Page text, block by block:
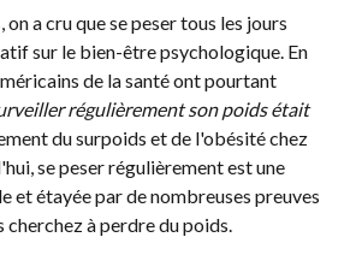
a cru que se peser tous les jours
sur le bien-être psychologique. En
de la santé ont pourtant
régulièrement son poids était
du surpoids et de l'obésité chez
se peser régulièrement est une
et étayée par de nombreuses preuves
à perdre du poids.